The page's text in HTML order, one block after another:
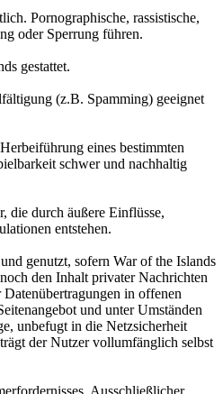
Pornographische, rassistische,
oder Sperrung führen.
gestattet.
(z.B. Spamming) geeignet
eines bestimmten
schwer und nachhaltig
die durch äußere Einflüsse,
entstehen.
genutzt, sofern War of the Islands
den Inhalt privater Nachrichten
in offenen
und unter Umständen
unbefugt in die Netzsicherheit
der Nutzer vollumfänglich selbst
Ausschließlicher